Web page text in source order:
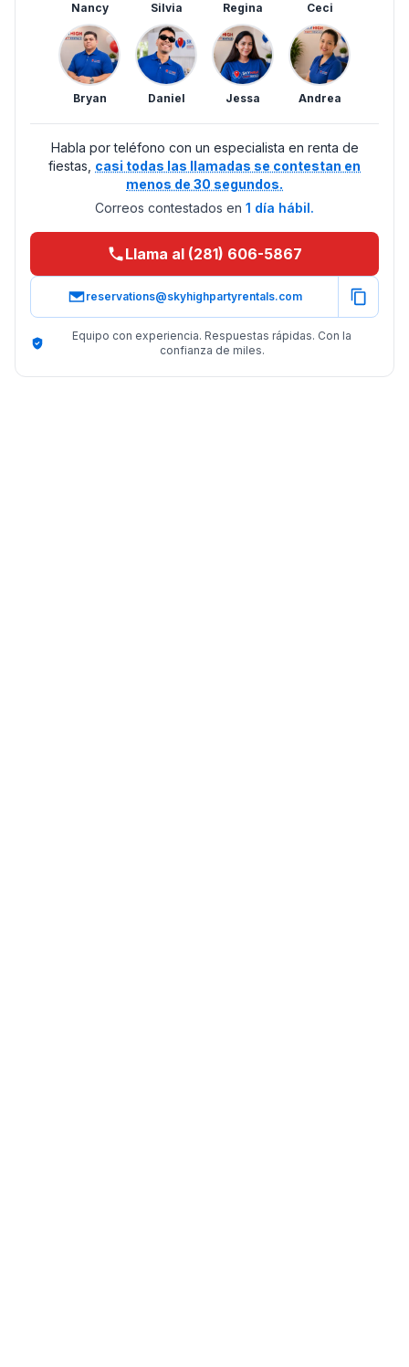
Nancy Silvia Regina Ceci
Bryan Daniel Jessa Andrea
Habla por teléfono con un especialista en renta de
fiestas, casi todas las llamadas se contestan en
menos de 30 segundos.
Correos contestados en 1 día hábil.
Llama al (281) 606-5867
reservations@skyhighpartyrentals.com
Equipo con experiencia. Respuestas rápidas. Con la
confianza de miles.